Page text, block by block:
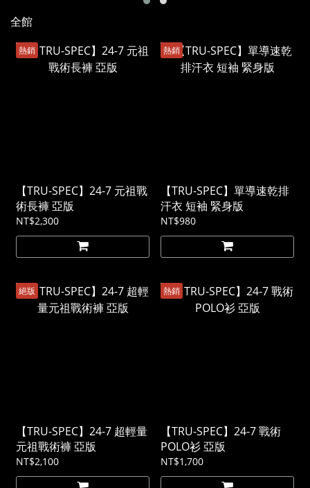
全館
熱銷
【TRU-SPEC】24-7 元祖戰
術長褲 亞版
NT$2,300
熱銷
【TRU-SPEC】單導速乾排
汗衣 短袖 緊身版
NT$980
絕版
【TRU-SPEC】24-7 超輕量
元祖戰術褲 亞版
NT$2,100
熱銷
【TRU-SPEC】24-7 戰術
POLO衫 亞版
NT$1,700